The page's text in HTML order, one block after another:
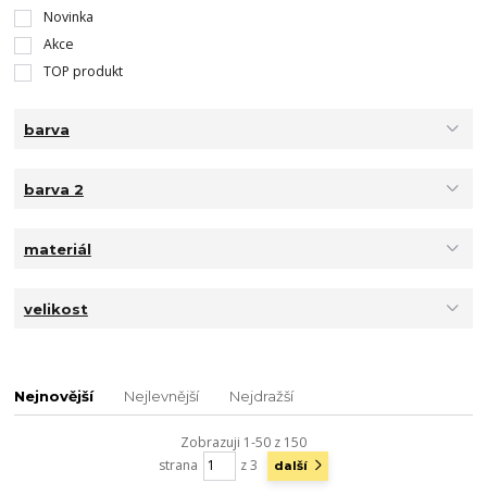
Novinka
Akce
TOP produkt
barva
barva 2
materiál
velikost
Nejnovější Nejlevnější Nejdražší
Zobrazuji 1-50 z 150
strana
z 3 další